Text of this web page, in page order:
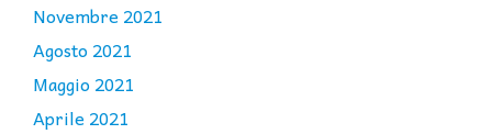
Novembre 2021
Agosto 2021
Maggio 2021
Aprile 2021